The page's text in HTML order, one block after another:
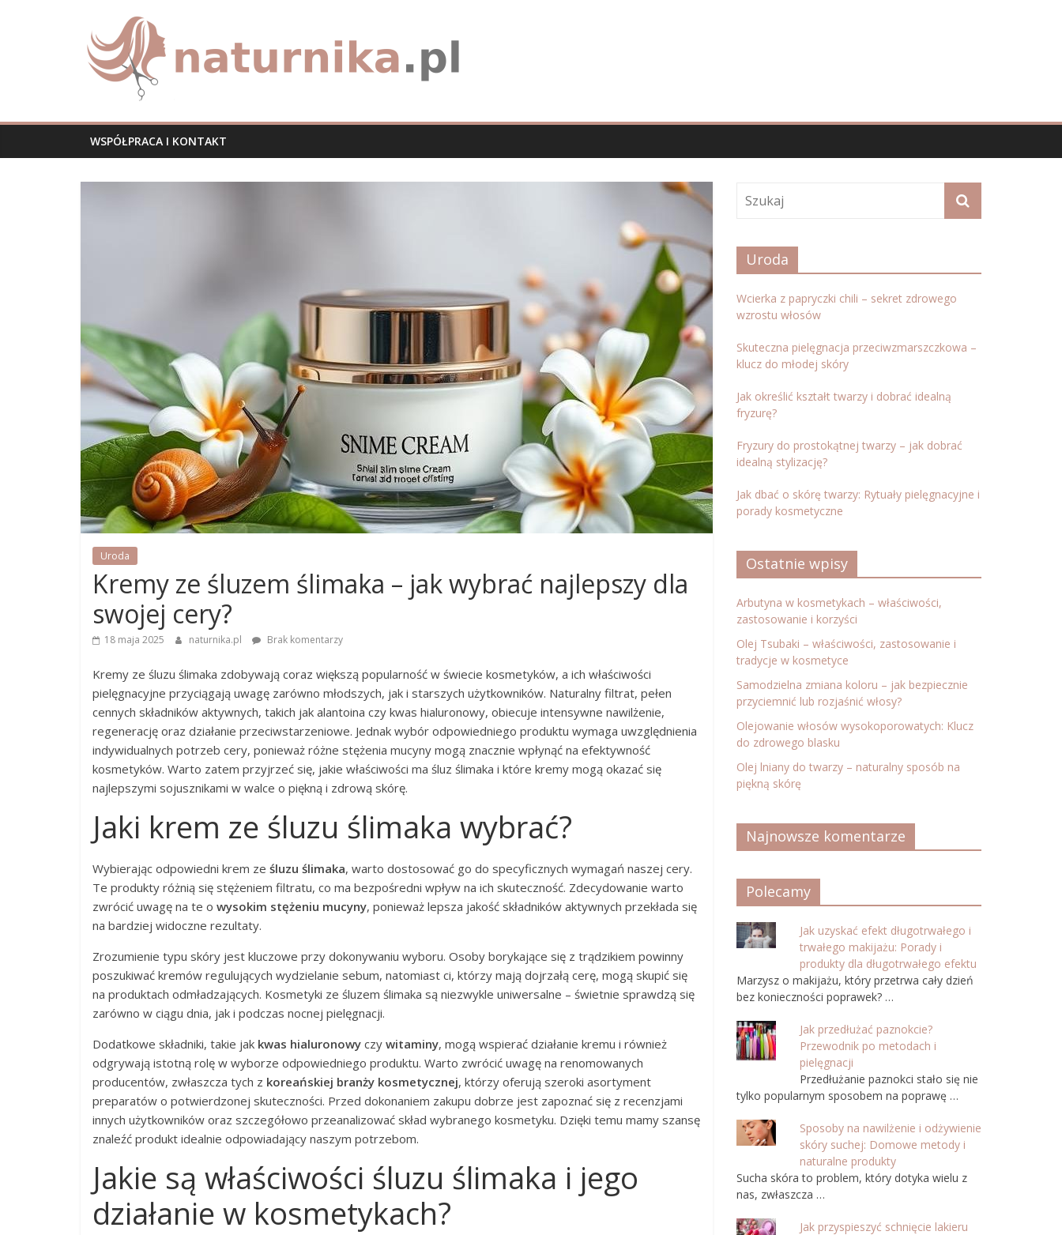
naturnika.pl
WSPÓŁPRACA I KONTAKT
Uroda
Kremy ze śluzem ślimaka – jak wybrać najlepszy dla
swojej cery?
18 maja 2025 naturnika.pl Brak komentarzy
Kremy ze śluzu ślimaka zdobywają coraz większą popularność w świecie kosmetyków, a ich właściwości
pielęgnacyjne przyciągają uwagę zarówno młodszych, jak i starszych użytkowników. Naturalny filtrat, pełen
cennych składników aktywnych, takich jak alantoina czy kwas hialuronowy, obiecuje intensywne nawilżenie,
regenerację oraz działanie przeciwstarzeniowe. Jednak wybór odpowiedniego produktu wymaga uwzględnienia
indywidualnych potrzeb cery, ponieważ różne stężenia mucyny mogą znacznie wpłynąć na efektywność
kosmetyków. Warto zatem przyjrzeć się, jakie właściwości ma śluz ślimaka i które kremy mogą okazać się
najlepszymi sojusznikami w walce o piękną i zdrową skórę.
Jaki krem ze śluzu ślimaka wybrać?
Wybierając odpowiedni krem ze śluzu ślimaka, warto dostosować go do specyficznych wymagań naszej cery.
Te produkty różnią się stężeniem filtratu, co ma bezpośredni wpływ na ich skuteczność. Zdecydowanie warto
zwrócić uwagę na te o wysokim stężeniu mucyny, ponieważ lepsza jakość składników aktywnych przekłada się
na bardziej widoczne rezultaty.
Zrozumienie typu skóry jest kluczowe przy dokonywaniu wyboru. Osoby borykające się z trądzikiem powinny
poszukiwać kremów regulujących wydzielanie sebum, natomiast ci, którzy mają dojrzałą cerę, mogą skupić się
na produktach odmładzających. Kosmetyki ze śluzem ślimaka są niezwykle uniwersalne – świetnie sprawdzą się
zarówno w ciągu dnia, jak i podczas nocnej pielęgnacji.
Dodatkowe składniki, takie jak kwas hialuronowy czy witaminy, mogą wspierać działanie kremu i również
odgrywają istotną rolę w wyborze odpowiedniego produktu. Warto zwrócić uwagę na renomowanych
producentów, zwłaszcza tych z koreańskiej branży kosmetycznej, którzy oferują szeroki asortyment
preparatów o potwierdzonej skuteczności. Przed dokonaniem zakupu dobrze jest zapoznać się z recenzjami
innych użytkowników oraz szczegółowo przeanalizować skład wybranego kosmetyku. Dzięki temu mamy szansę
znaleźć produkt idealnie odpowiadający naszym potrzebom.
Jakie są właściwości śluzu ślimaka i jego
działanie w kosmetykach?
Uroda
Wcierka z papryczki chili – sekret zdrowego
wzrostu włosów
Skuteczna pielęgnacja przeciwzmarszczkowa –
klucz do młodej skóry
Jak określić kształt twarzy i dobrać idealną
fryzurę?
Fryzury do prostokątnej twarzy – jak dobrać
idealną stylizację?
Jak dbać o skórę twarzy: Rytuały pielęgnacyjne i
porady kosmetyczne
Ostatnie wpisy
Arbutyna w kosmetykach – właściwości,
zastosowanie i korzyści
Olej Tsubaki – właściwości, zastosowanie i
tradycje w kosmetyce
Samodzielna zmiana koloru – jak bezpiecznie
przyciemnić lub rozjaśnić włosy?
Olejowanie włosów wysokoporowatych: Klucz
do zdrowego blasku
Olej lniany do twarzy – naturalny sposób na
piękną skórę
Najnowsze komentarze
Polecamy
Jak uzyskać efekt długotrwałego i
trwałego makijażu: Porady i
produkty dla długotrwałego efektu
Marzysz o makijażu, który przetrwa cały dzień
bez konieczności poprawek? …
Jak przedłużać paznokcie?
Przewodnik po metodach i
pielęgnacji
Przedłużanie paznokci stało się nie
tylko popularnym sposobem na poprawę …
Sposoby na nawilżenie i odżywienie
skóry suchej: Domowe metody i
naturalne produkty
Sucha skóra to problem, który dotyka wielu z
nas, zwłaszcza …
Jak przyspieszyć schnięcie lakieru